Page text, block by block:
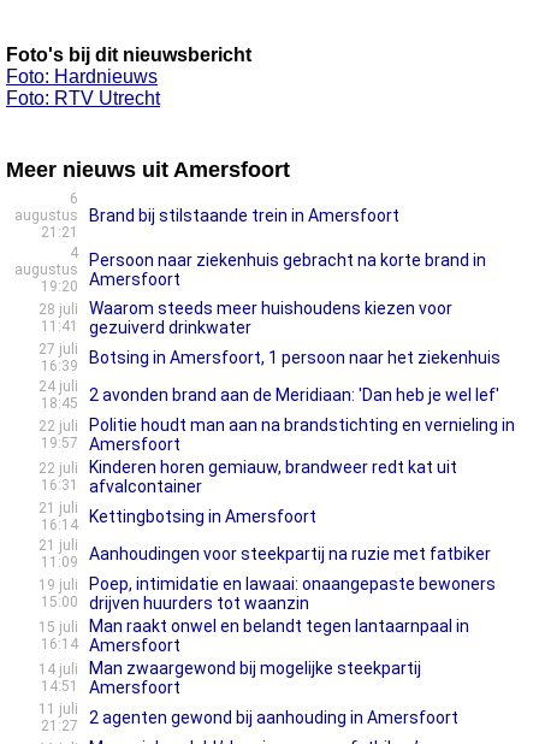
Foto's bij dit nieuwsbericht
Foto: Hardnieuws
Foto: RTV Utrecht
Meer nieuws uit Amersfoort
6
augustus
21:21
Brand bij stilstaande trein in Amersfoort
4
augustus
19:20
Persoon naar ziekenhuis gebracht na korte brand in
Amersfoort
28 juli
11:41
Waarom steeds meer huishoudens kiezen voor
gezuiverd drinkwater
27 juli
16:39
Botsing in Amersfoort, 1 persoon naar het ziekenhuis
24 juli
18:45
2 avonden brand aan de Meridiaan: 'Dan heb je wel lef'
22 juli
19:57
Politie houdt man aan na brandstichting en vernieling in
Amersfoort
22 juli
16:31
Kinderen horen gemiauw, brandweer redt kat uit
afvalcontainer
21 juli
16:14
Kettingbotsing in Amersfoort
21 juli
11:09
Aanhoudingen voor steekpartij na ruzie met fatbiker
19 juli
15:00
Poep, intimidatie en lawaai: onaangepaste bewoners
drijven huurders tot waanzin
15 juli
16:14
Man raakt onwel en belandt tegen lantaarnpaal in
Amersfoort
14 juli
14:51
Man zwaargewond bij mogelijke steekpartij
Amersfoort
11 juli
21:27
2 agenten gewond bij aanhouding in Amersfoort